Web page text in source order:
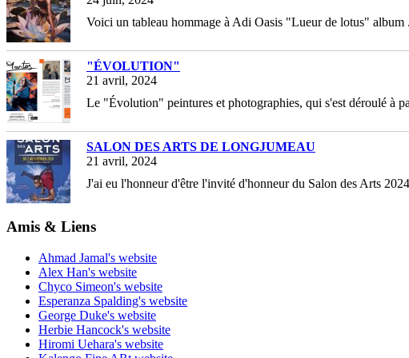
Voici un tableau hommage à Adi Oasis "Lueur de lotus"
"ÉVOLUTION"
21 avril, 2024
Le "Évolution" peintures et photographies, qui s'est déroulé à
SALON DES ARTS DE LONGJUMEAU
21 avril, 2024
J'ai eu l'honneur d'être l'invité d'honneur du Salon des Arts
Amis & Liens
Ahmad Jamal's website
Alex Han's website
Chyco Simeon's website
Esperanza Spalding's website
George Duke's website
Herbie Hancock's website
Hiromi Uehara's website